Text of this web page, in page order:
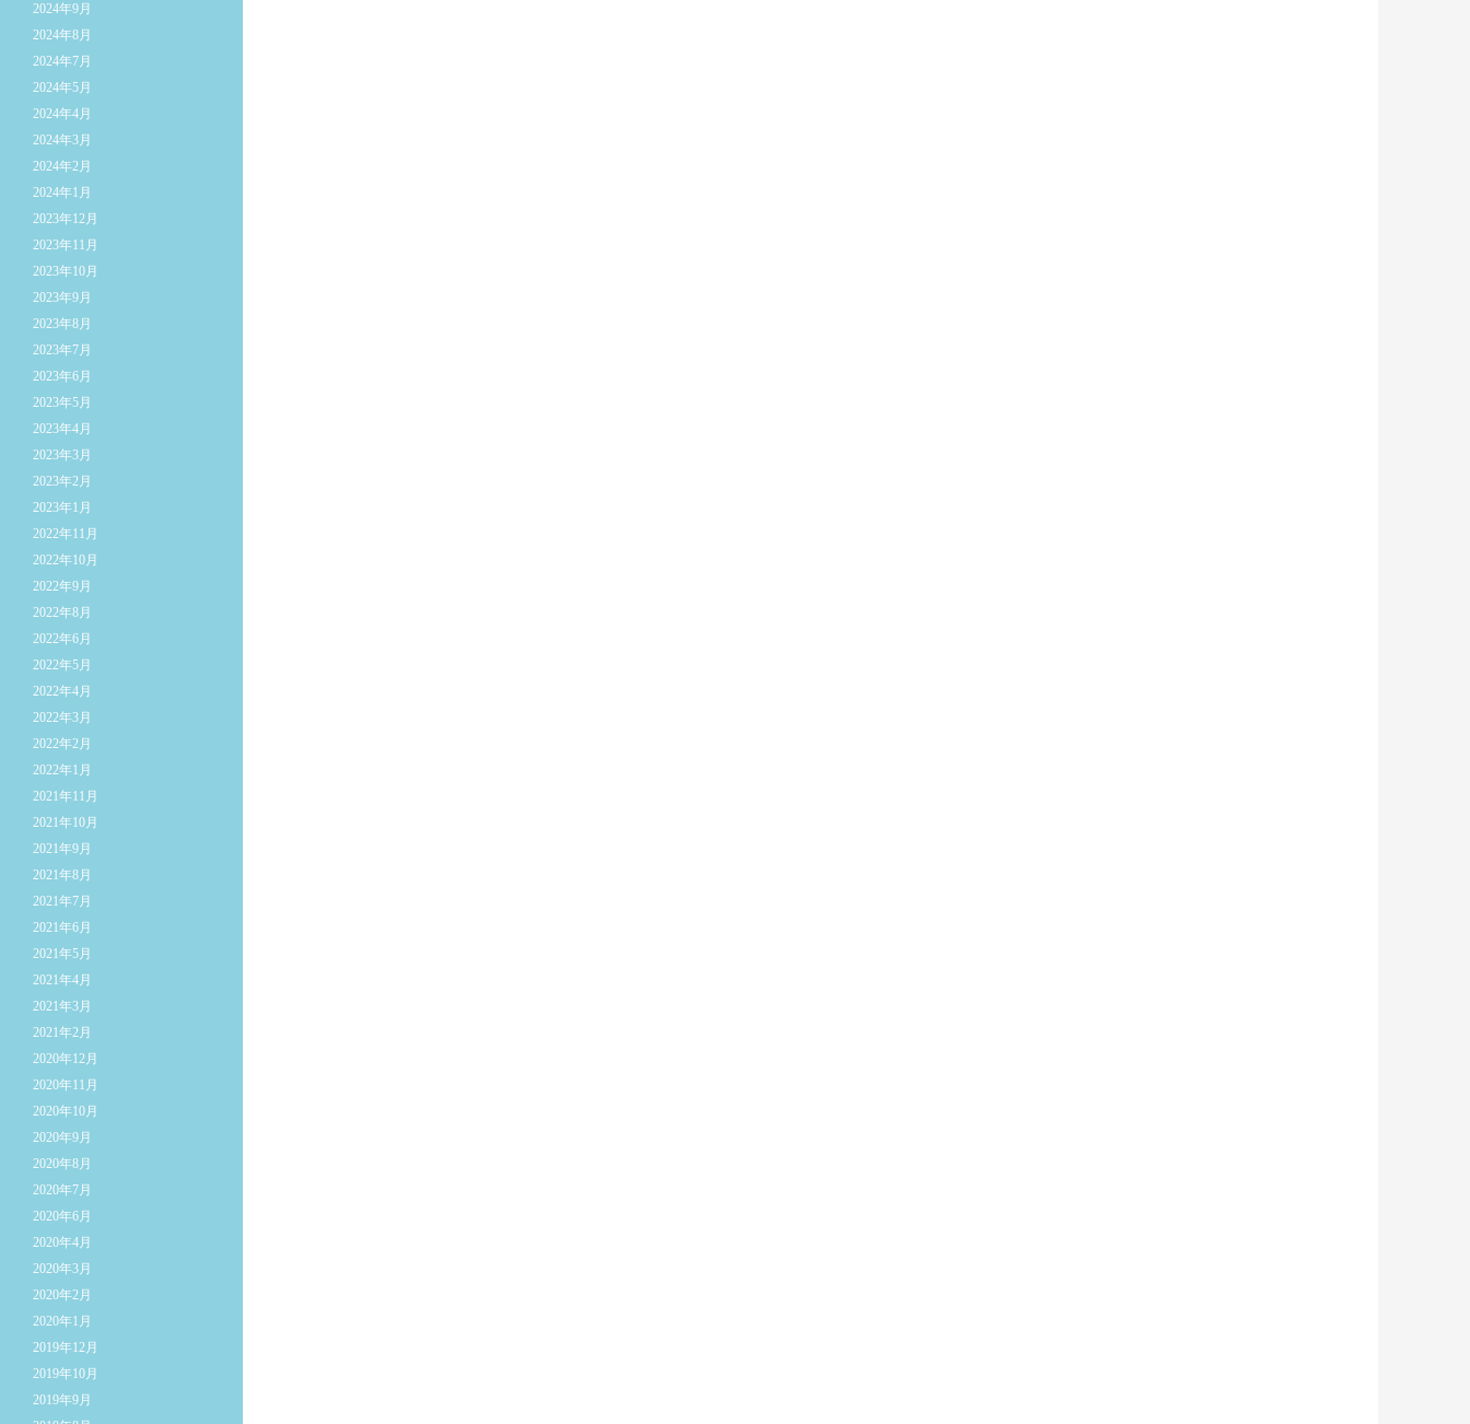
2024年9月
2024年8月
2024年7月
2024年5月
2024年4月
2024年3月
2024年2月
2024年1月
2023年12月
2023年11月
2023年10月
2023年9月
2023年8月
2023年7月
2023年6月
2023年5月
2023年4月
2023年3月
2023年2月
2023年1月
2022年11月
2022年10月
2022年9月
2022年8月
2022年6月
2022年5月
2022年4月
2022年3月
2022年2月
2022年1月
2021年11月
2021年10月
2021年9月
2021年8月
2021年7月
2021年6月
2021年5月
2021年4月
2021年3月
2021年2月
2020年12月
2020年11月
2020年10月
2020年9月
2020年8月
2020年7月
2020年6月
2020年4月
2020年3月
2020年2月
2020年1月
2019年12月
2019年10月
2019年9月